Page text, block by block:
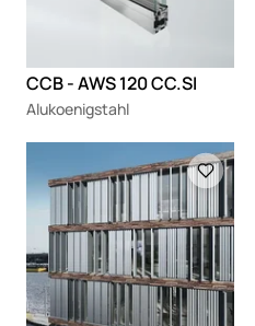
CCB - AWS 120 CC.SI
Alukoenigstahl